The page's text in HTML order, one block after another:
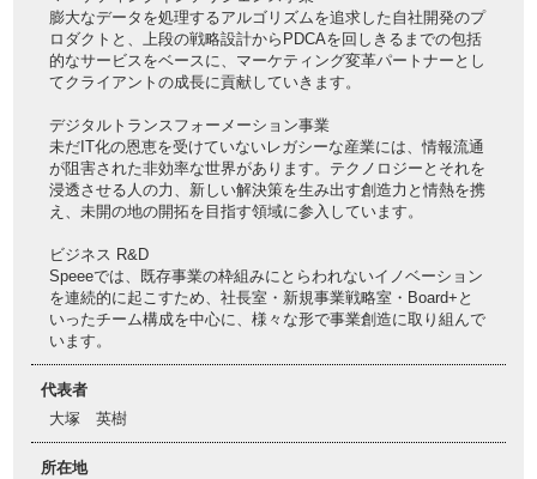
膨大なデータを処理するアルゴリズムを追求した自社開発のプ
ロダクトと、上段の戦略設計からPDCAを回しきるまでの包括
的なサービスをベースに、マーケティング変革パートナーとし
てクライアントの成長に貢献していきます。
デジタルトランスフォーメーション事業
未だIT化の恩恵を受けていないレガシーな産業には、情報流通
が阻害された非効率な世界があります。テクノロジーとそれを
浸透させる人の力、新しい解決策を生み出す創造力と情熱を携
え、未開の地の開拓を目指す領域に参入しています。
ビジネス R&D
Speeeでは、既存事業の枠組みにとらわれないイノベーション
を連続的に起こすため、社長室・新規事業戦略室・Board+と
いったチーム構成を中心に、様々な形で事業創造に取り組んで
います。
代表者
大塚 英樹
所在地